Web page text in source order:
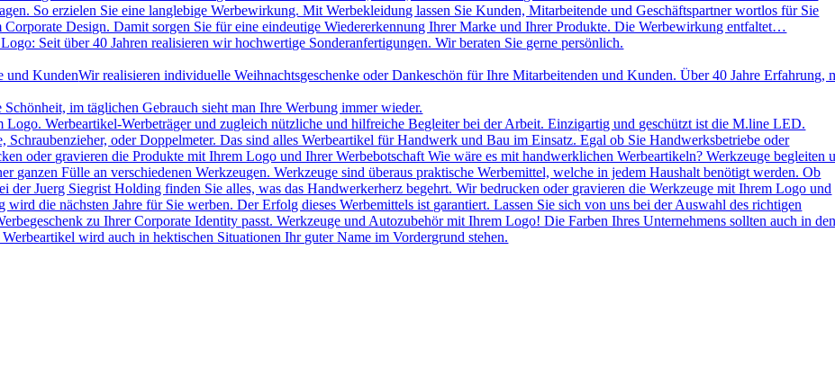
So erzielen Sie eine langlebige Werbewirkung. Mit Werbekleidung lassen Sie Kunden, Mitarbeitende und Geschäftspartner wortlos für Sie
Design. Damit sorgen Sie für eine eindeutige Wiedererkennung Ihrer Marke und Ihrer Produkte. Die Werbewirkung entfaltet…
Seit über 40 Jahren realisieren wir hochwertige Sonderanfertigungen. Wir beraten Sie gerne persönlich.
und KundenWir realisieren individuelle Weihnachtsgeschenke oder Dankeschön für Ihre Mitarbeitenden und Kunden. Über 40 Jahre Erfahrung,
im täglichen Gebrauch sieht man Ihre Werbung immer wieder.
Logo. Werbeartikel-Werbeträger und zugleich nützliche und hilfreiche Begleiter bei der Arbeit. Einzigartig und geschützt ist die M.line LED.
Schraubenzieher, oder Doppelmeter. Das sind alles Werbeartikel für Handwerk und Bau im Einsatz. Egal ob Sie Handwerksbetriebe oder
oder gravieren die Produkte mit Ihrem Logo und Ihrer Werbebotschaft Wie wäre es mit handwerklichen Werbeartikeln? Werkzeuge begleiten
ganzen Fülle an verschiedenen Werkzeugen. Werkzeuge sind überaus praktische Werbemittel, welche in jedem Haushalt benötigt werden. Ob
der Juerg Siegrist Holding finden Sie alles, was das Handwerkerherz begehrt. Wir bedrucken oder gravieren die Werkzeuge mit Ihrem Logo und
die nächsten Jahre für Sie werben. Der Erfolg dieses Werbemittels ist garantiert. Lassen Sie sich von uns bei der Auswahl des richtigen
zu Ihrer Corporate Identity passt. Werkzeuge und Autozubehör mit Ihrem Logo! Die Farben Ihres Unternehmens sollten auch in
wird auch in hektischen Situationen Ihr guter Name im Vordergrund stehen.